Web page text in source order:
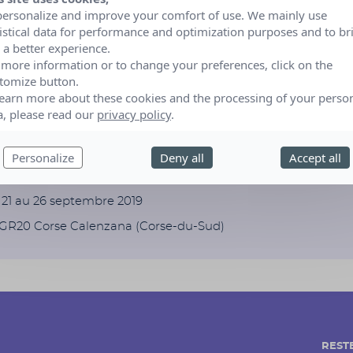
enfant a réaliser ses rêves tout en réalisant le nôtre.
déjà pas mal avancé en terme de logistique et de
d’officialiser la chose avec une association, la vôtre on
des démarches avec des partenaires pour se faire
fonds.
effectuer cette opération en septembre 2019 pour
21 au 26 septembre 2019
Corse Calenzana (Corse-du-Sud)
and improve your comfort of use. We mainly use
data for performance and optimization purposes and to
better experience.
information or to change your preferences, click on the
button.
more about these cookies and the processing of your
please read our privacy policy.
Personalize Deny all Accept all